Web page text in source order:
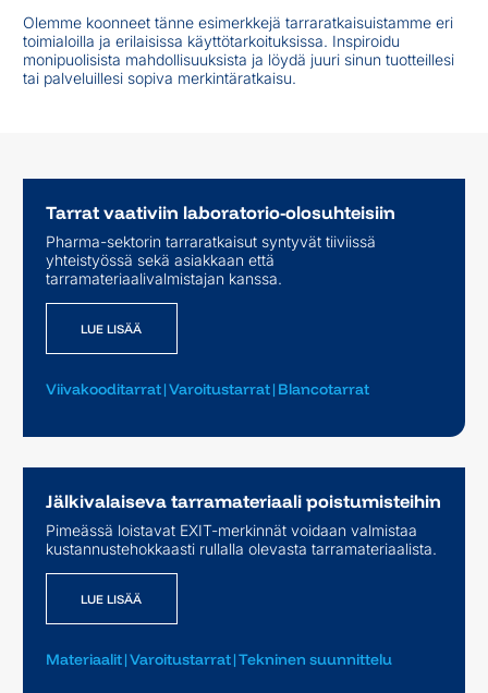
Olemme koonneet tänne esimerkkejä tarraratkaisuistamme eri
toimialoilla ja erilaisissa käyttötarkoituksissa. Inspiroidu
monipuolisista mahdollisuuksista ja löydä juuri sinun tuotteillesi
tai palveluillesi sopiva merkintäratkaisu.
Tarrat vaativiin laboratorio-olosuhteisiin
Pharma-sektorin tarraratkaisut syntyvät tiiviissä
yhteistyössä sekä asiakkaan että
tarramateriaalivalmistajan kanssa.
LUE LISÄÄ
LUE LISÄÄ
Viivakooditarrat|Varoitustarrat| Blancotarrat
Jälkivalaiseva tarramateriaali poistumisteihin
Pimeässä loistavat EXIT-merkinnät voidaan valmistaa
kustannustehokkaasti rullalla olevasta tarramateriaalista.
LUE LISÄÄ
LUE LISÄÄ
Materiaalit|Varoitustarrat|Tekninen suunnittelu